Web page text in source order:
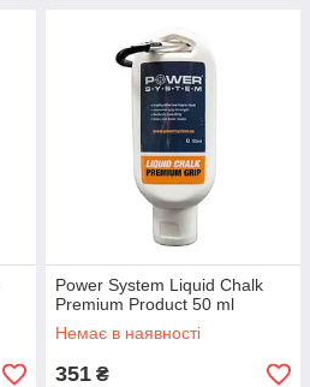
Power System Liquid Chalk
Premium Product 50 ml
Немає в наявності
351 ₴